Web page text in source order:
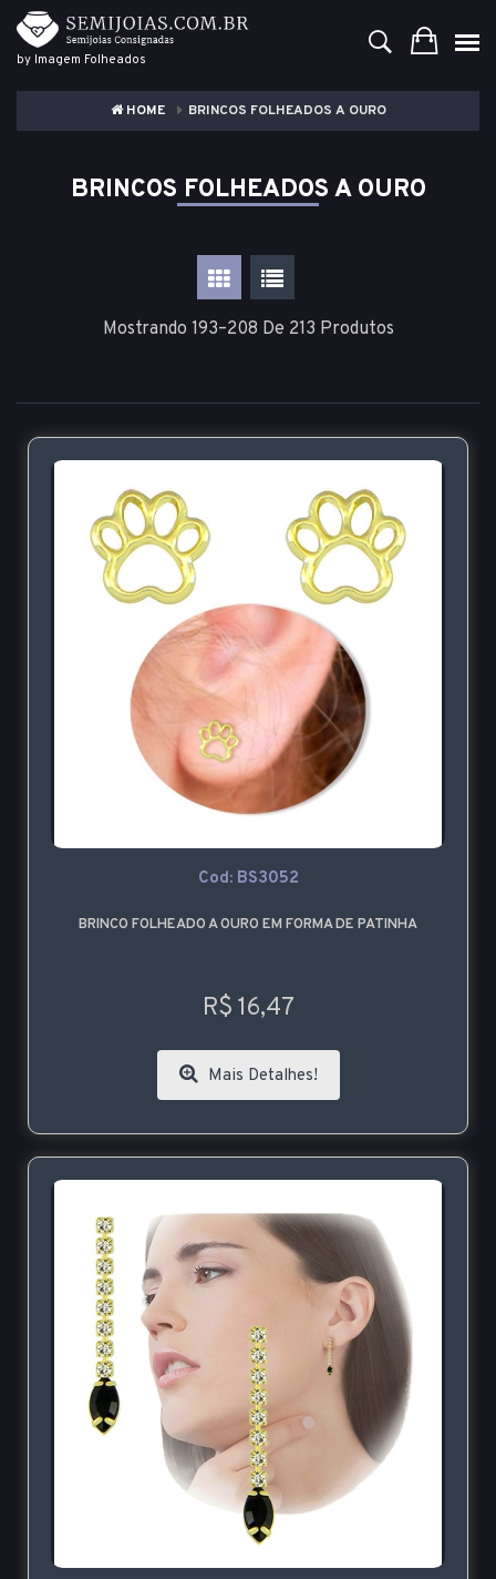
by Imagem Folheados
HOME BRINCOS FOLHEADOS A OURO
BRINCOS FOLHEADOS A OURO
Mostrando 193–208 De 213 Produtos
Cod: BS3052
BRINCO FOLHEADO A OURO EM FORMA DE PATINHA
R$ 16,47
Mais Detalhes!